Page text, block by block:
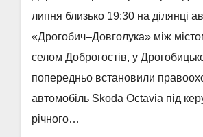
липня близько 19:30 на ділянці
«Дрогобич–Довголука» між
селом Доброгостів, у
попередньо встановили
автомобіль Skoda Octavia під
річного…